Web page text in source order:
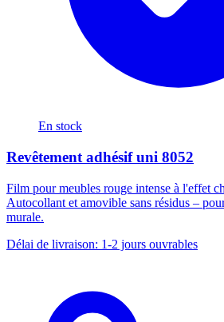
En stock
Revêtement adhésif uni 8052
Film pour meubles rouge intense à l'effet
Autocollant et amovible sans résidus –
murale.
Délai de livraison: 1-2 jours ouvrables